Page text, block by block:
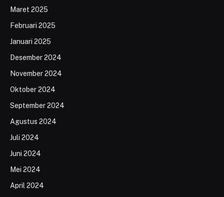
Maret 2025
Februari 2025
Januari 2025
Desember 2024
November 2024
Oktober 2024
September 2024
Agustus 2024
Juli 2024
Juni 2024
Mei 2024
April 2024